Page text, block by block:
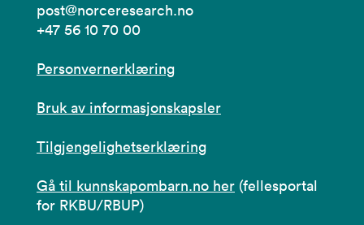
post@norceresearch.no
+47 56 10 70 00
Personvernerklæring
Bruk av informasjonskapsler
Tilgjengelighetserklæring
Gå til kunnskapombarn.no her (fellesportal
for RKBU/RBUP)